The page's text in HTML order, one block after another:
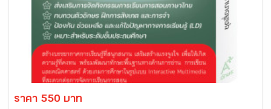
ราคา 550 บาท